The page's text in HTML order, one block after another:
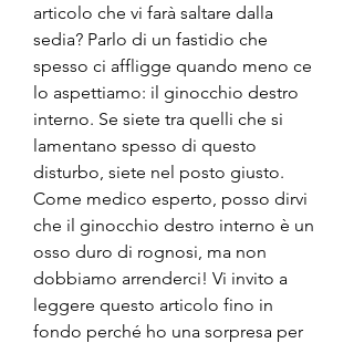
articolo che vi farà saltare dalla
sedia? Parlo di un fastidio che
spesso ci affligge quando meno ce
lo aspettiamo: il ginocchio destro
interno. Se siete tra quelli che si
lamentano spesso di questo
disturbo, siete nel posto giusto.
Come medico esperto, posso dirvi
che il ginocchio destro interno è un
osso duro di rognosi, ma non
dobbiamo arrenderci! Vi invito a
leggere questo articolo fino in
fondo perché ho una sorpresa per